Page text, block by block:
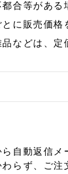
都合等があ
とに販売価
品などは、
ら自動返信
わらず、ご